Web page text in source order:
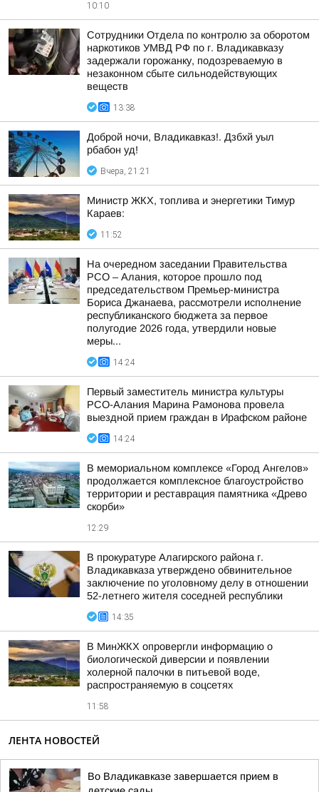
10:10
Сотрудники Отдела по контролю за оборотом
наркотиков УМВД РФ по г. Владикавказу
задержали горожанку, подозреваемую в
незаконном сбыте сильнодействующих
веществ
13:38
Доброй ночи, Владикавказ!. Дзбхй уыл
рбабон уд!
Вчера, 21:21
Министр ЖКХ, топлива и энергетики Тимур
Караев:
11:52
На очередном заседании Правительства
РСО – Алания, которое прошло под
председательством Премьер-министра
Бориса Джанаева, рассмотрели исполнение
республиканского бюджета за первое
полугодие 2026 года, утвердили новые
меры...
14:24
Первый заместитель министра культуры
РСО-Алания Марина Рамонова провела
выездной прием граждан в Ирафском районе
14:24
В мемориальном комплексе «Город Ангелов»
продолжается комплексное благоустройство
территории и реставрация памятника «Древо
скорби»
12:29
В прокуратуре Алагирского района г.
Владикавказа утверждено обвинительное
заключение по уголовному делу в отношении
52-летнего жителя соседней республики
14:35
В МинЖКХ опровергли информацию о
биологической диверсии и появлении
холерной палочки в питьевой воде,
распространяемую в соцсетях
11:58
ЛЕНТА НОВОСТЕЙ
Во Владикавказе завершается прием в